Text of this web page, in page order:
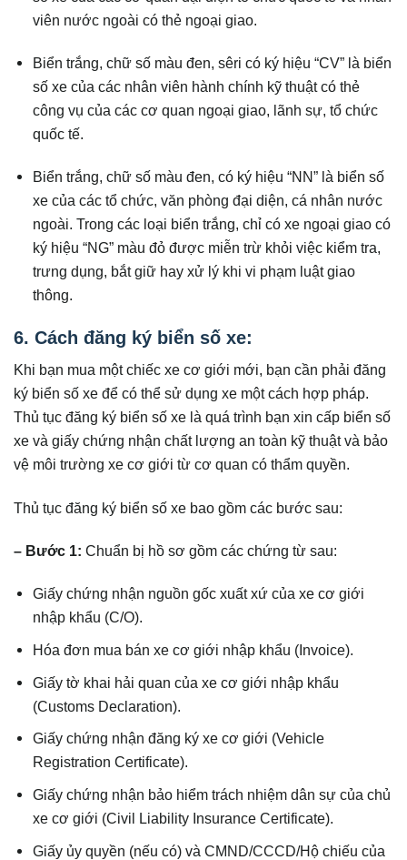
viên nước ngoài có thẻ ngoại giao.
Biển trắng, chữ số màu đen, sêri có ký hiệu “CV” là biển
số xe của các nhân viên hành chính kỹ thuật có thẻ
công vụ của các cơ quan ngoại giao, lãnh sự, tổ chức
quốc tế.
Biển trắng, chữ số màu đen, có ký hiệu “NN” là biển số
xe của các tổ chức, văn phòng đại diện, cá nhân nước
ngoài. Trong các loại biển trắng, chỉ có xe ngoại giao có
ký hiệu “NG” màu đỏ được miễn trừ khỏi việc kiểm tra,
trưng dụng, bắt giữ hay xử lý khi vi phạm luật giao
thông.
6. Cách đăng ký biển số xe:
Khi bạn mua một chiếc xe cơ giới mới, bạn cần phải đăng
ký biển số xe để có thể sử dụng xe một cách hợp pháp.
Thủ tục đăng ký biển số xe là quá trình bạn xin cấp biển số
xe và giấy chứng nhận chất lượng an toàn kỹ thuật và bảo
vệ môi trường xe cơ giới từ cơ quan có thẩm quyền.
Thủ tục đăng ký biển số xe bao gồm các bước sau:
– Bước 1: Chuẩn bị hồ sơ gồm các chứng từ sau:
Giấy chứng nhận nguồn gốc xuất xứ của xe cơ giới
nhập khẩu (C/O).
Hóa đơn mua bán xe cơ giới nhập khẩu (Invoice).
Giấy tờ khai hải quan của xe cơ giới nhập khẩu
(Customs Declaration).
Giấy chứng nhận đăng ký xe cơ giới (Vehicle
Registration Certificate).
Giấy chứng nhận bảo hiểm trách nhiệm dân sự của chủ
xe cơ giới (Civil Liability Insurance Certificate).
Giấy ủy quyền (nếu có) và CMND/CCCD/Hộ chiếu của